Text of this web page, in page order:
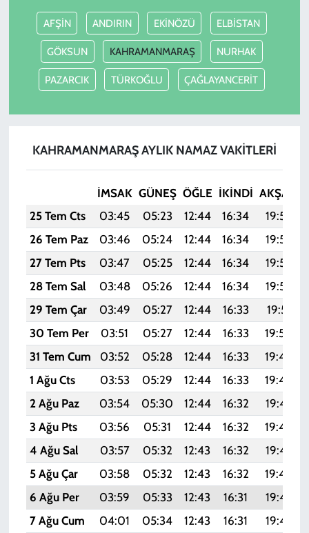
AFŞİN ANDIRIN EKİNÖZÜ ELBİSTAN
GÖKSUN KAHRAMANMARAŞ NURHAK
PAZARCIK TÜRKOĞLU ÇAĞLAYANCERİT
KAHRAMANMARAŞ AYLIK NAMAZ VAKITLERI
İMSAK GÜNEŞ ÖĞLE İKINDI AKŞAM
25 Tem Cts
03:45 05:23 12:44 16:34 19:54
26 Tem Paz
03:46 05:24 12:44 16:34 19:54
27 Tem Pts
03:47 05:25 12:44 16:34 19:53
28 Tem Sal
03:48 05:26 12:44 16:34 19:52
29 Tem Çar
03:49 05:27 12:44 16:33 19:51
30 Tem Per
03:51 05:27 12:44 16:33 19:50
31 Tem Cum
03:52 05:28 12:44 16:33 19:49
1 Ağu Cts
03:53 05:29 12:44 16:33 19:48
2 Ağu Paz
03:54 05:30 12:44 16:32 19:47
3 Ağu Pts
03:56 05:31 12:44 16:32 19:46
4 Ağu Sal
03:57 05:32 12:43 16:32 19:45
5 Ağu Çar
03:58 05:32 12:43 16:32 19:44
6 Ağu Per
03:59 05:33 12:43 16:31
19:43
7 Ağu Cum
04:01 05:34 12:43 16:31 19:42